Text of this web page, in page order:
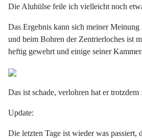
Die Aluhülse feile ich vielleicht noch
Das Ergebnis kann sich meiner Meinung
und beim Bohren der Zentrierloches ist
heftig gewehrt und einige seiner
Das ist schade, verlohren hat er trotzdem
Update:
Die letzten Tage ist wieder was